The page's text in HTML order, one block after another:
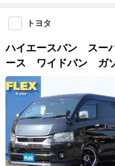
トヨタ
ハイエースバン スー
ース ワイドバン ガ
ネ バットフェイスボ
テールランプ フロン
ー クリアランスソナー